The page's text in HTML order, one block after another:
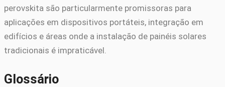
perovskita são particularmente promissoras para
aplicações em dispositivos portáteis, integração em
edifícios e áreas onde a instalação de painéis solares
tradicionais é impraticável.
Glossário